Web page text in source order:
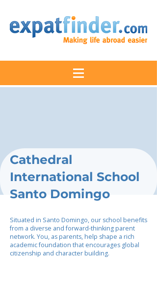
Cathedral
International School
Santo Domingo
Situated in Santo Domingo, our school benefits
from a diverse and forward-thinking parent
network. You, as parents, help shape a rich
academic foundation that encourages global
citizenship and character building.